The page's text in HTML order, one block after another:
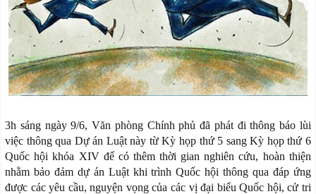
3h sáng ngày 9/6, Văn phòng Chính phủ đã phát đi thông báo lùi
việc thông qua Dự án Luật này từ Kỳ họp thứ 5 sang Kỳ họp thứ 6
Quốc hội khóa XIV để có thêm thời gian nghiên cứu, hoàn thiện
nhằm bảo đảm dự án Luật khi trình Quốc hội thông qua đáp ứng
được các yêu cầu, nguyện vọng của các vị đại biểu Quốc hội, cử tri